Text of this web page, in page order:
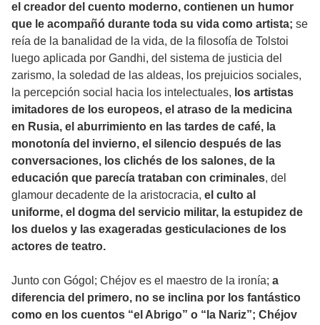
el creador del cuento moderno, contienen un humor
que le acompañó durante toda su vida como artista; se
reía de la banalidad de la vida, de la filosofía de Tolstoi
luego aplicada por Gandhi, del sistema de justicia del
zarismo, la soledad de las aldeas, los prejuicios sociales,
la percepción social hacia los intelectuales, los artistas
imitadores de los europeos, el atraso de la medicina
en Rusia, el aburrimiento en las tardes de café, la
monotonía del invierno, el silencio después de las
conversaciones, los clichés de los salones, de la
educación que parecía trataban con criminales, del
glamour decadente de la aristocracia, el culto al
uniforme, el dogma del servicio militar, la estupidez de
los duelos y las exageradas gesticulaciones de los
actores de teatro.
Junto con Gógol; Chéjov es el maestro de la ironía; a
diferencia del primero, no se inclina por los fantástico
como en los cuentos “el Abrigo” o “la Nariz”; Chéjov